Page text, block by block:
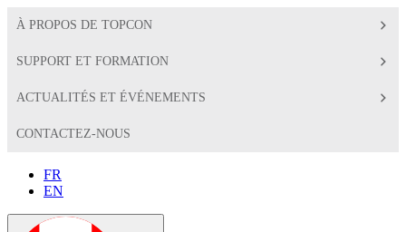
À PROPOS DE TOPCON
SUPPORT ET FORMATION
ACTUALITÉS ET ÉVÉNEMENTS
CONTACTEZ-NOUS
FR
EN